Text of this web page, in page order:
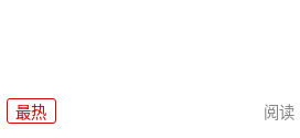
最热 阅读